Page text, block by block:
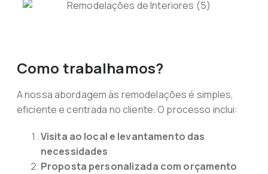
Como trabalhamos?
A nossa abordagem às remodelações é simples,
eficiente e centrada no cliente. O processo inclui:
Visita ao local e levantamento das
necessidades
Proposta personalizada com orçamento